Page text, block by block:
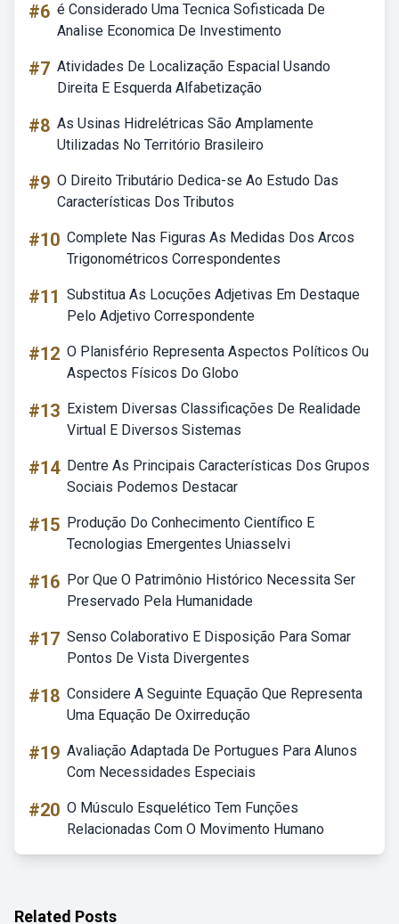
#6 é Considerado Uma Tecnica Sofisticada De
Analise Economica De Investimento
#7 Atividades De Localização Espacial Usando
Direita E Esquerda Alfabetização
#8 As Usinas Hidrelétricas São Amplamente
Utilizadas No Território Brasileiro
#9 O Direito Tributário Dedica-se Ao Estudo Das
Características Dos Tributos
#10 Complete Nas Figuras As Medidas Dos Arcos
Trigonométricos Correspondentes
#11 Substitua As Locuções Adjetivas Em Destaque
Pelo Adjetivo Correspondente
#12 O Planisfério Representa Aspectos Políticos Ou
Aspectos Físicos Do Globo
#13 Existem Diversas Classificações De Realidade
Virtual E Diversos Sistemas
#14 Dentre As Principais Características Dos Grupos
Sociais Podemos Destacar
#15 Produção Do Conhecimento Científico E
Tecnologias Emergentes Uniasselvi
#16 Por Que O Patrimônio Histórico Necessita Ser
Preservado Pela Humanidade
#17 Senso Colaborativo E Disposição Para Somar
Pontos De Vista Divergentes
#18 Considere A Seguinte Equação Que Representa
Uma Equação De Oxirredução
#19 Avaliação Adaptada De Portugues Para Alunos
Com Necessidades Especiais
#20 O Músculo Esquelético Tem Funções
Relacionadas Com O Movimento Humano
Related Posts